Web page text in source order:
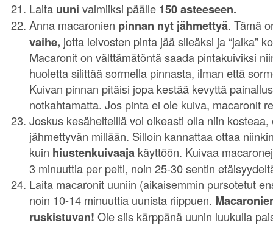
Laita uuni valmiiksi päälle 150 asteeseen.
Anna macaronien pinnan nyt jähmettyä. Tämä
vaihe, jotta leivosten pinta jää sileäksi ja “jalka”
Macaronit on välttämätöntä saada pintakuiviksi
huoletta silittää sormella pinnasta, ilman että
Kuivan pinnan pitäisi jopa kestää kevyttä
notkahtamatta. Jos pinta ei ole kuiva, macaronit
Joskus kesähelteillä voi oikeasti olla niin
jähmettyvän millään. Silloin kannattaa ottaa
kuin hiustenkuivaaja käyttöön. Kuivaa
3 minuuttia per pelti, noin 25-30 sentin
Laita macaronit uuniin (aikaisemmin pursotetut
noin 10-14 minuuttia uunista riippuen.
ruskistuvan! Ole siis kärppänä uunin luukulla